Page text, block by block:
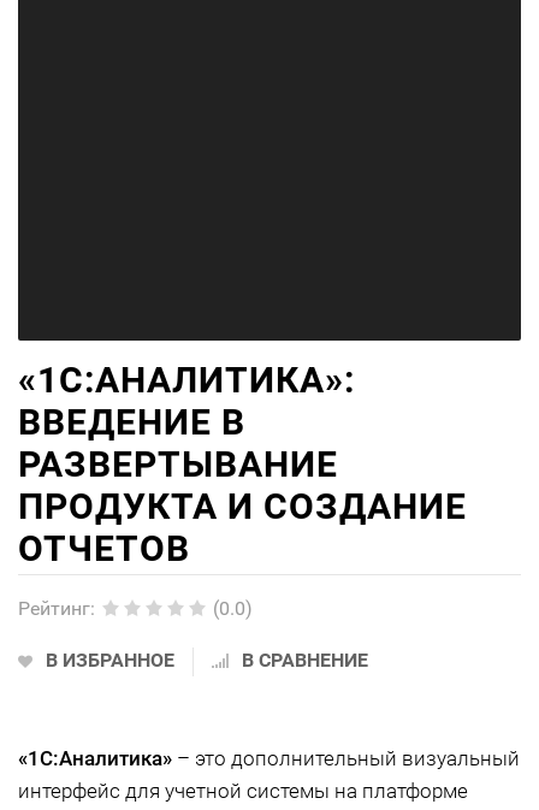
«1С:АНАЛИТИКА»:
ВВЕДЕНИЕ В
РАЗВЕРТЫВАНИЕ
ПРОДУКТА И СОЗДАНИЕ
ОТЧЕТОВ
Рейтинг: (0.0)
В ИЗБРАННОЕ В СРАВНЕНИЕ
«1С:Аналитика» – это дополнительный визуальный
интерфейс для учетной системы на платформе